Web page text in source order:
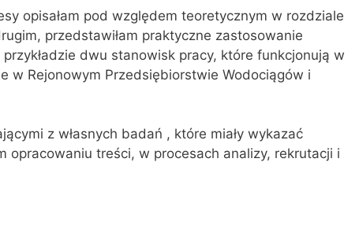
opisałam pod względem teoretycznym w rozdziale
przedstawiłam praktyczne zastosowanie
dwu stanowisk pracy, które funkcjonują w
w Rejonowym Przedsiębiorstwie Wodociągów i
z własnych badań , które miały wykazać
opracowaniu treści, w procesach analizy, rekrutacji i